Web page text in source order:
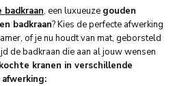
badkraan, een luxueuze gouden
badkraan? Kies de perfecte afwerking
of je nu houdt van mat, geborsteld
de badkraan die aan al jouw wensen
kranen in verschillende